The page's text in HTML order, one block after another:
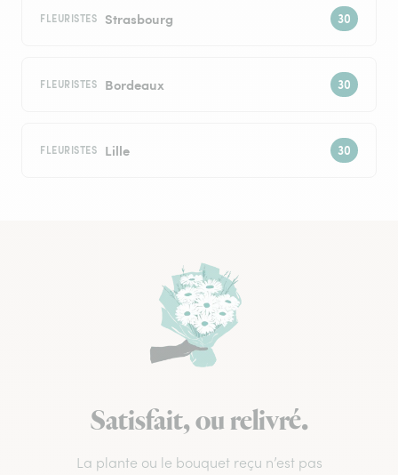
FLEURISTES Strasbourg
FLEURISTES Bordeaux
FLEURISTES Lille
Satisfait, ou relivré.
La plante ou le bouquet reçu n’est pas